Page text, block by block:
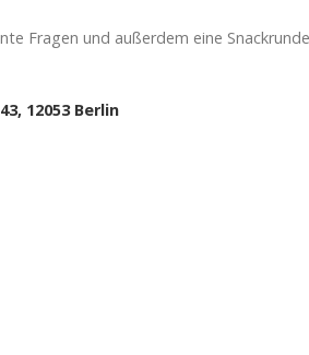
Fragen und außerdem eine
12053 Berlin